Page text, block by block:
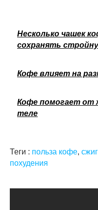
Несколько чашек
сохранять
Кофе влияет на
Кофе помогает от
теле
Теги : польза кофе,
похудения